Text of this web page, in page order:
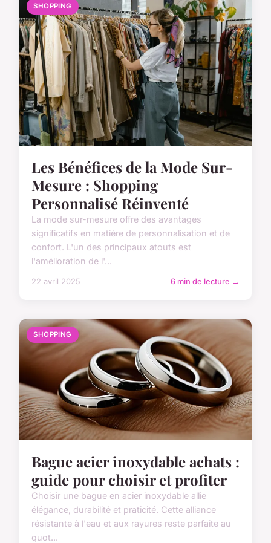
SHOPPING
Les Bénéfices de la Mode Sur-
Mesure : Shopping
Personnalisé Réinventé
La mode sur-mesure offre des avantages
significatifs en matière de personnalisation et de
confort. L'un des principaux atouts est
l'amélioration de l'...
22 avril 2025 6 min de lecture →
SHOPPING
Bague acier inoxydable achats :
guide pour choisir et profiter
Choisir une bague en acier inoxydable allie
élégance, durabilité et praticité. Cette alliance
résistante à l'eau et aux rayures reste parfaite au
quot...